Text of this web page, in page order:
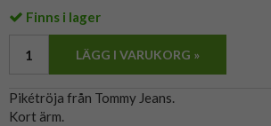
Finns i lager
LÄGG I VARUKORG »
Pikétröja från Tommy Jeans.
Kort ärm.